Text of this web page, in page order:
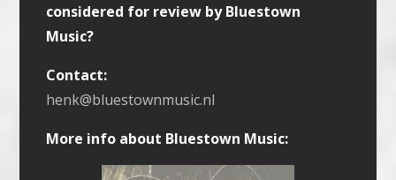
considered for review by Bluestown
Music?
Contact:
henk@bluestownmusic.nl
More info about Bluestown Music: